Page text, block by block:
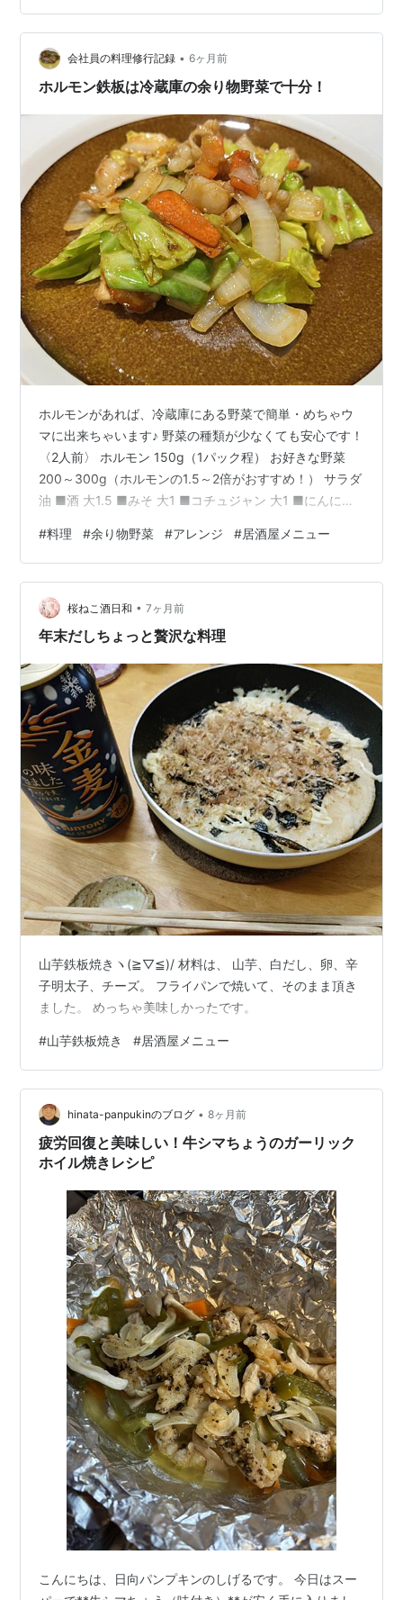
も少し。 焼き豚とネギの炒飯はパラパラと絶品！ ミモザ
シーザーサラダとスープは作りました＾＾ シーザーサラ
ダドレッシング（２人分…
会社員の料理修行記録 • 6ヶ月前
ホルモン鉄板は冷蔵庫の余り物野菜で十分！
ホルモンがあれば、冷蔵庫にある野菜で簡単・めちゃウ
マに出来ちゃいます♪ 野菜の種類が少なくても安心です！
〈2人前〉 ホルモン 150g（1パック程） お好きな野菜
200～300g（ホルモンの1.5～2倍がおすすめ！） サラダ
油 ■酒 大1.5 ■みそ 大1 ■コチュジャン 大1 ■にんにく
ホルモンは下茹でして臭みを取った後、一口大に切って
おく ■の材料を混ぜ、タレを作っておく お好きな野菜を
食べやすい大きさにそれぞれ切る。 フライパンに油を温
め、火の通りにくい野菜から順に炒める。野菜は先に炒
めて、取り出しておく。※ニラやもや…
#料理 #余り物野菜 #アレンジ #居酒屋メニュー
桜ねこ酒日和 • 7ヶ月前
年末だしちょっと贅沢な料理
山芋鉄板焼きヽ(≧▽≦)/ 材料は、 山芋、白だし、卵、辛
子明太子、チーズ。 フライパンで焼いて、そのまま頂き
ました。 めっちゃ美味しかったです。
#山芋鉄板焼き #居酒屋メニュー
hinata-panpukinのブログ • 8ヶ月前
疲労回復と美味しい！牛シマちょうのガーリック
ホイル焼きレシピ
こんにちは、日向パンプキンのしげるです。 今日はスー